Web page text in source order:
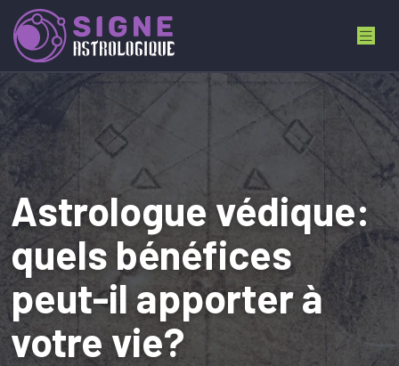
Astrologue védique:
quels bénéfices
peut-il apporter à
votre vie?